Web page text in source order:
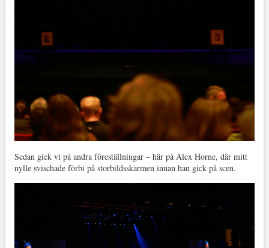
Sedan gick vi på andra föreställningar – här på Alex Horne, där mitt
nylle svischade förbi på storbildsskärmen innan han gick på scen.